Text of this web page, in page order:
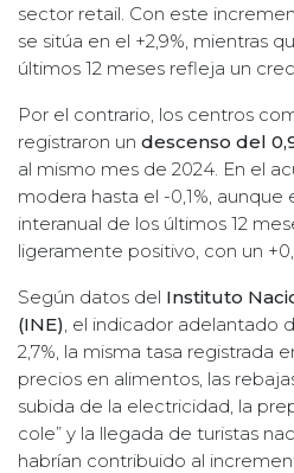
sector retail. Con este
se sitúa en el +2,9%, mientras
últimos 12 meses refleja un
Por el contrario, los centros
registraron un descenso del
al mismo mes de 2024. En el
modera hasta el -0,1%, aunque
interanual de los últimos 12
ligeramente positivo, con un
Según datos del Instituto
(INE) , el indicador adelantado
2,7%, la misma tasa registrada
precios en alimentos, las
subida de la electricidad, la
cole” y la llegada de turistas
habrían contribuido al